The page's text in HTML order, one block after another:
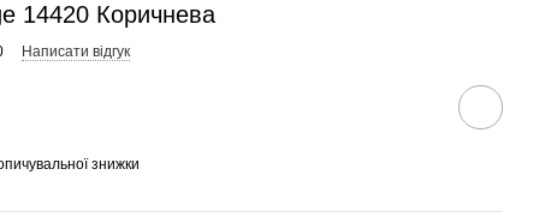
14420 Коричнева
Написати відгук
знижки